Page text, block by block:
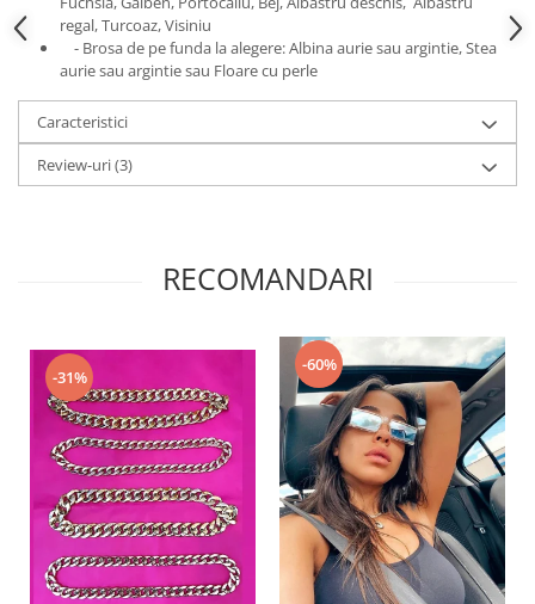
regal, Turcoaz, Visiniu
- Brosa de pe funda la alegere: Albina aurie sau argintie, Stea
aurie sau argintie sau Floare cu perle
Caracteristici
Review-uri(3)
RECOMANDARI
-31%
-60%